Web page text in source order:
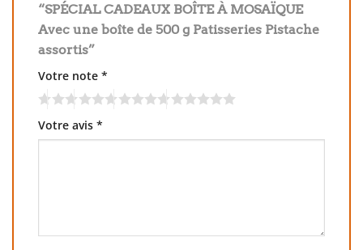
“SPÉCIAL CADEAUX BOÎTE À MOSAÏQUE
Avec une boîte de 500 g Patisseries Pistache
assortis”
Votre note *
Votre avis *